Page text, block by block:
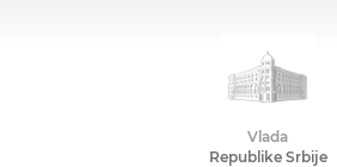
Vlada
Republike Srbije